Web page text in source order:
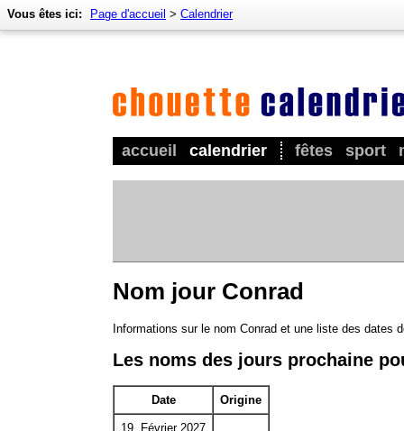
accueil calendrier fêtes sport
Vous êtes ici: Page d'accueil > Calendrier
Nom jour Conrad
Informations sur le nom Conrad et une liste des dates
Les noms des jours prochaine
Date Origine
19. Février 2027